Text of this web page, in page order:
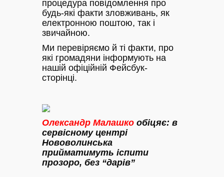
процедура повідомлення про
будь-які факти зловживань, як
електронною поштою, так і
звичайною.
Ми перевіряємо й ті факти, про
які громадяни інформують на
нашій офіційній Фейсбук-
сторінці.
Олександр Малашко обіцяє: в
сервісному центрі
Нововолинська
прийматимуть іспити
прозоро, без “дарів”